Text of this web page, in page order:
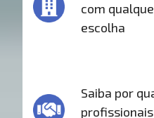
com
escolha
Saiba por